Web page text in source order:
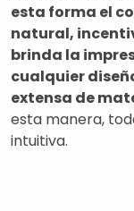
esta forma el
natural,
brinda la
cualquier
extensa de
esta manera,
intuitiva.